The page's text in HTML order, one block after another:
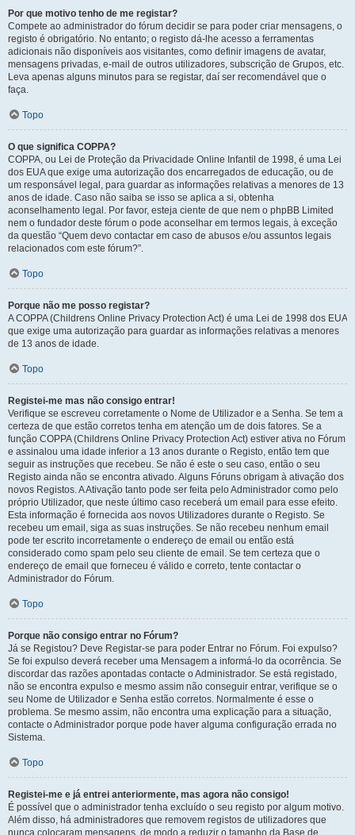
Por que motivo tenho de me registar?
Compete ao administrador do fórum decidir se para poder criar mensagens, o
registo é obrigatório. No entanto; o registo dá-lhe acesso a ferramentas
adicionais não disponíveis aos visitantes, como definir imagens de avatar,
mensagens privadas, e-mail de outros utilizadores, subscrição de Grupos, etc.
Leva apenas alguns minutos para se registar, daí ser recomendável que o
faça.
Topo
O que significa COPPA?
COPPA, ou Lei de Proteção da Privacidade Online Infantil de 1998, é uma Lei
dos EUA que exige uma autorização dos encarregados de educação, ou de
um responsável legal, para guardar as informações relativas a menores de 13
anos de idade. Caso não saiba se isso se aplica a si, obtenha
aconselhamento legal. Por favor, esteja ciente de que nem o phpBB Limited
nem o fundador deste fórum o pode aconselhar em termos legais, à exceção
da questão “Quem devo contactar em caso de abusos e/ou assuntos legais
relacionados com este fórum?”.
Topo
Porque não me posso registar?
A COPPA (Childrens Online Privacy Protection Act) é uma Lei de 1998 dos EUA
que exige uma autorização para guardar as informações relativas a menores
de 13 anos de idade.
Topo
Registei-me mas não consigo entrar!
Verifique se escreveu corretamente o Nome de Utilizador e a Senha. Se tem a
certeza de que estão corretos tenha em atenção um de dois fatores. Se a
função COPPA (Childrens Online Privacy Protection Act) estiver ativa no Fórum
e assinalou uma idade inferior a 13 anos durante o Registo, então tem que
seguir as instruções que recebeu. Se não é este o seu caso, então o seu
Registo ainda não se encontra ativado. Alguns Fóruns obrigam à ativação dos
novos Registos. A Ativação tanto pode ser feita pelo Administrador como pelo
próprio Utilizador, que neste último caso receberá um email para esse efeito.
Esta informação é fornecida aos novos Utilizadores durante o Registo. Se
recebeu um email, siga as suas instruções. Se não recebeu nenhum email
pode ter escrito incorretamente o endereço de email ou então está
considerado como spam pelo seu cliente de email. Se tem certeza que o
endereço de email que forneceu é válido e correto, tente contactar o
Administrador do Fórum.
Topo
Porque não consigo entrar no Fórum?
Já se Registou? Deve Registar-se para poder Entrar no Fórum. Foi expulso?
Se foi expulso deverá receber uma Mensagem a informá-lo da ocorrência. Se
discordar das razões apontadas contacte o Administrador. Se está registado,
não se encontra expulso e mesmo assim não conseguir entrar, verifique se o
seu Nome de Utilizador e Senha estão corretos. Normalmente é esse o
problema. Se mesmo assim, não encontra uma explicação para a situação,
contacte o Administrador porque pode haver alguma configuração errada no
Sistema.
Topo
Registei-me e já entrei anteriormente, mas agora não consigo!
É possível que o administrador tenha excluído o seu registo por algum motivo.
Além disso, há administradores que removem registos de utilizadores que
nunca colocaram mensagens, de modo a reduzir o tamanho da Base de